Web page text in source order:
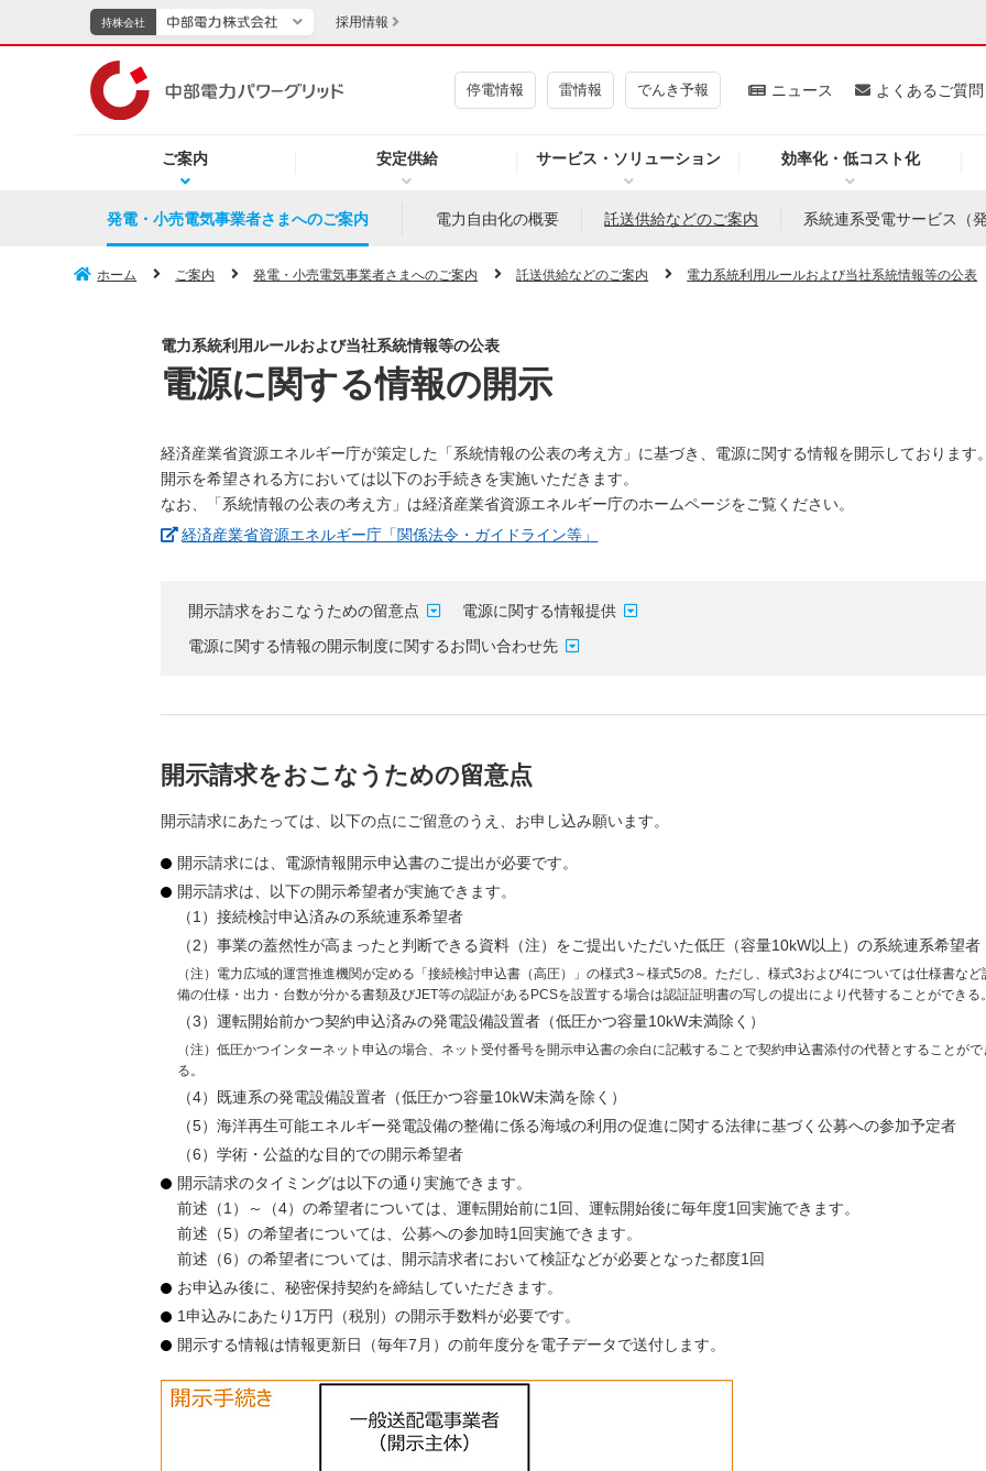
ご案内 安定供給 サービス・ソリューション 効率化・低コスト化
停電情報 雷情報 でんき予報 ニュース よくあるご質
持株会社
持株会社
中部電力グループレポート イベント・スポーツ・CM
採用情報
発電・小売電気事業者さまへのご案内 電力自由化の概要 託送供給などのご案内 系統連系受電サービス（
ホーム ご案内 発電・小売電気事業者さまへのご案内 託送供給などのご案内 電力系統利用ルールおよび当社系統情報等の公表
電力系統利用ルールおよび当社系統情報等の公表
電源に関する情報の開示
経済産業省資源エネルギー庁が策定した「系統情報の公表の考え方」に基づき、電源に関する情報を開示しております
開示を希望される方においては以下のお手続きを実施いただきます。
なお、「系統情報の公表の考え方」は経済産業省資源エネルギー庁のホームページをご覧ください。
経済産業省資源エネルギー庁「関係法令・ガイドライン等」
開示請求をおこなうための留意点
電源に関する情報提供
電源に関する情報の開示制度に関するお問い合わせ先
開示請求をおこなうための留意点
開示請求にあたっては、以下の点にご留意のうえ、お申し込み願います。
開示請求には、電源情報開示申込書のご提出が必要です。
開示請求は、以下の開示希望者が実施できます。
（1）接続検討申込済みの系統連系希望者
（2）事業の蓋然性が高まったと判断できる資料（注）をご提出いただいた低圧（容量10kW以上）の系統連系希望者
（注）電力広域的運営推進機関が定める「接続検討申込書（高圧）」の様式3～様式5の8。ただし、様式3および4については仕様書など
備の仕様・出力・台数が分かる書類及びJET等の認証があるPCSを設置する場合は認証証明書の写しの提出により代替することができる
（3）運転開始前かつ契約申込済みの発電設備設置者（低圧かつ容量10kW未満除く）
（注）低圧かつインターネット申込の場合、ネット受付番号を開示申込書の余白に記載することで契約申込書添付の代替とすることがで
る。
（4）既連系の発電設備設置者（低圧かつ容量10kW未満を除く）
（5）海洋再生可能エネルギー発電設備の整備に係る海域の利用の促進に関する法律に基づく公募への参加予定者
（6）学術・公益的な目的での開示希望者
開示請求のタイミングは以下の通り実施できます。
前述（1）～（4）の希望者については、運転開始前に1回、運転開始後に毎年度1回実施できます。
前述（5）の希望者については、公募への参加時1回実施できます。
前述（6）の希望者については、開示請求者において検証などが必要となった都度1回
お申込み後に、秘密保持契約を締結していただきます。
1申込みにあたり1万円（税別）の開示手数料が必要です。
開示する情報は情報更新日（毎年7月）の前年度分を電子データで送付します。